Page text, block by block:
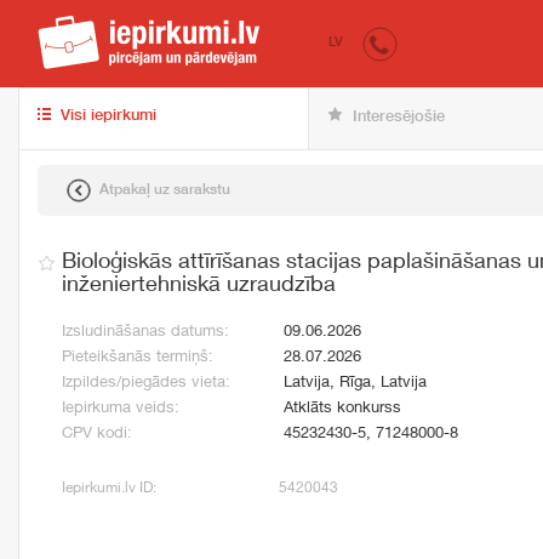
iepirkumi.lv
LV
Visi iepirkumi Interesējošie
Atpakaļ uz sarakstu
Bioloģiskās attīrīšanas stacijas paplašināšanas
inženiertehniskā uzraudzība
Izsludināšanas datums:
09.06.2026
Pieteikšanās termiņš:
28.07.2026
Izpildes/piegādes vieta:
Latvija, Rīga, Latvija
Iepirkuma veids:
Atklāts konkurss
CPV kodi:
45232430-5, 71248000-8
Iepirkumi.lv ID: 5420043